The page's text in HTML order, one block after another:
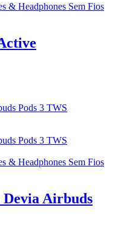
& Headphones Sem Fios
& Headphones Sem Fios
Devia Airbuds